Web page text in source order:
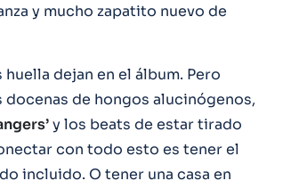
y mucho zapatito nuevo de
dejan en el álbum. Pero
de hongos alucinógenos,
y los beats de estar tirado
con todo esto es tener el
incluido. O tener una casa en